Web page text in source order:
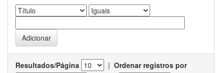
Resultados/Página | Ordenar registros por